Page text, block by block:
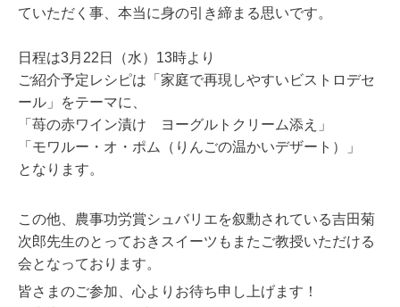
ていただく事、本当に身の引き締まる思いです。
日程は3月22日（水）13時より
ご紹介予定レシピは「家庭で再現しやすいビストロデセ
ール」をテーマに、
「苺の赤ワイン漬け ヨーグルトクリーム添え」
「モワルー・オ・ポム（りんごの温かいデザート）」
となります。
この他、農事功労賞シュバリエを叙勳されている吉田菊
次郎先生のとっておきスイーツもまたご教授いただける
会となっております。
皆さまのご参加、心よりお待ち申し上げます！